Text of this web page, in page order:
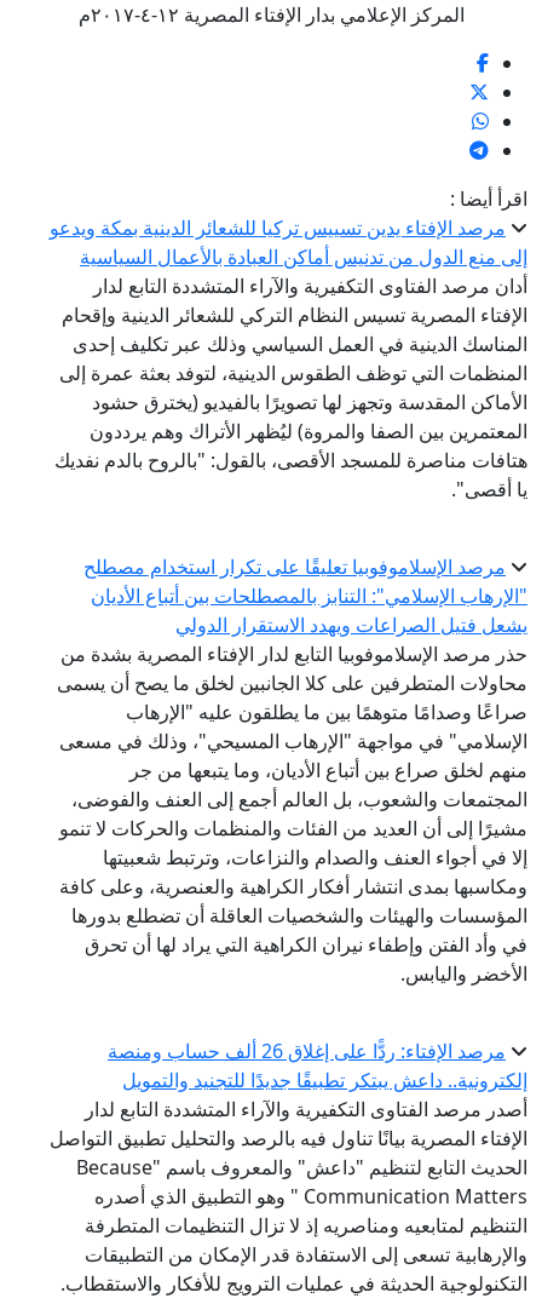
المركز الإعلامي بدار الإفتاء المصرية ١٢-٤-٢٠١٧م
اقرأ أيضا :
مرصد الإفتاء يدين تسييس تركيا للشعائر الدينية بمكة ويدعو
إلى منع الدول من تدنيس أماكن العبادة بالأعمال السياسية
أدان مرصد الفتاوى التكفيرية والآراء المتشددة التابع لدار
الإفتاء المصرية تسيس النظام التركي للشعائر الدينية وإقحام
المناسك الدينية في العمل السياسي وذلك عبر تكليف إحدى
المنظمات التي توظف الطقوس الدينية، لتوفد بعثة عمرة إلى
الأماكن المقدسة وتجهز لها تصويرًا بالفيديو (يخترق حشود
المعتمرين بين الصفا والمروة) ليُظهر الأتراك وهم يرددون
هتافات مناصرة للمسجد الأقصى، بالقول: "بالروح بالدم نفديك
يا أقصى".
مرصد الإسلاموفوبيا تعليقًا على تكرار استخدام مصطلح
"الإرهاب الإسلامي": التنابز بالمصطلحات بين أتباع الأديان
يشعل فتيل الصراعات ويهدد الاستقرار الدولي
حذر مرصد الإسلاموفوبيا التابع لدار الإفتاء المصرية بشدة من
محاولات المتطرفين على كلا الجانبين لخلق ما يصح أن يسمى
صراعًا وصدامًا متوهمًا بين ما يطلقون عليه "الإرهاب
الإسلامي" في مواجهة "الإرهاب المسيحي"، وذلك في مسعى
منهم لخلق صراع بين أتباع الأديان، وما يتبعها من جر
المجتمعات والشعوب، بل العالم أجمع إلى العنف والفوضى،
مشيرًا إلى أن العديد من الفئات والمنظمات والحركات لا تنمو
إلا في أجواء العنف والصدام والنزاعات، وترتبط شعبيتها
ومكاسبها بمدى انتشار أفكار الكراهية والعنصرية، وعلى كافة
المؤسسات والهيئات والشخصيات العاقلة أن تضطلع بدورها
في وأد الفتن وإطفاء نيران الكراهية التي يراد لها أن تحرق
الأخضر واليابس.
مرصد الإفتاء: ردًّا على إغلاق 26 ألف حساب ومنصة
إلكترونية.. داعش يبتكر تطبيقًا جديدًا للتجنيد والتمويل
أصدر مرصد الفتاوى التكفيرية والآراء المتشددة التابع لدار
الإفتاء المصرية بيانًا تناول فيه بالرصد والتحليل تطبيق التواصل
الحديث التابع لتنظيم "داعش" والمعروف باسم "Because
Communication Matters " وهو التطبيق الذي أصدره
التنظيم لمتابعيه ومناصريه إذ لا تزال التنظيمات المتطرفة
والإرهابية تسعى إلى الاستفادة قدر الإمكان من التطبيقات
التكنولوجية الحديثة في عمليات الترويج للأفكار والاستقطاب.